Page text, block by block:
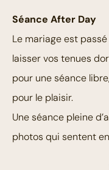
Séance After Day
Le mariage est
laisser vos tenues
pour une séance
pour le plaisir.
Une séance pleine
photos qui sentent